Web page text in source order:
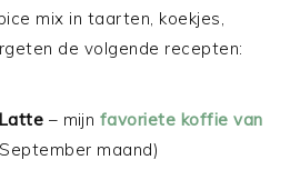
mix in taarten, koekjes,
de volgende recepten:
– mijn favoriete koffie van
maand)